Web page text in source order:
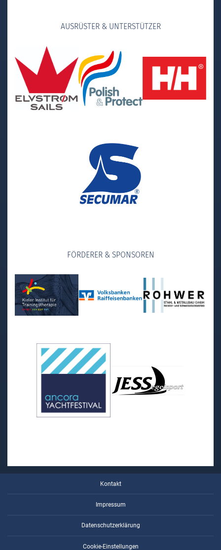
AUSRÜSTER & UNTERSTÜTZER
FÖRDERER & SPONSOREN
Kontakt
Impressum
Datenschutzerklärung
Cookie-Einstellungen